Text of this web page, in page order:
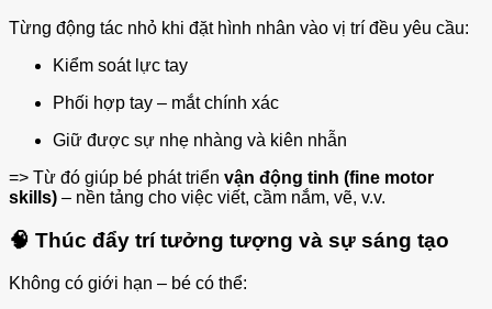
Từng động tác nhỏ khi đặt hình nhân vào vị trí đều yêu cầu:
Kiểm soát lực tay
Phối hợp tay – mắt chính xác
Giữ được sự nhẹ nhàng và kiên nhẫn
=> Từ đó giúp bé phát triển vận động tinh (fine motor
skills) – nền tảng cho việc viết, cầm nắm, vẽ, v.v.
🧠 Thúc đẩy trí tưởng tượng và sự sáng tạo
Không có giới hạn – bé có thể: